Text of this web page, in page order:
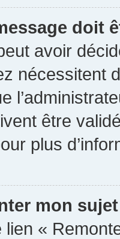
doit
avoir
nécessitent
être
plus
mon
lien «